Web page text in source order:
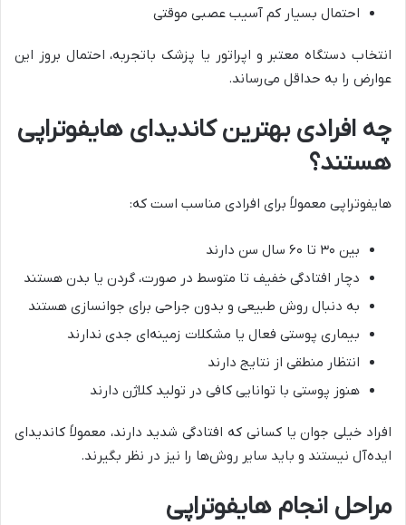
احتمال بسیار کم آسیب عصبی موقتی
انتخاب دستگاه معتبر و اپراتور یا پزشک باتجربه، احتمال بروز این
عوارض را به حداقل می‌رساند.
چه افرادی بهترین کاندیدای هایفوتراپی
هستند؟
هایفوتراپی معمولاً برای افرادی مناسب است که:
بین ۳۰ تا ۶۰ سال سن دارند
دچار افتادگی خفیف تا متوسط در صورت، گردن یا بدن هستند
به دنبال روش طبیعی و بدون جراحی برای جوانسازی هستند
بیماری پوستی فعال یا مشکلات زمینه‌ای جدی ندارند
انتظار منطقی از نتایج دارند
هنوز پوستی با توانایی کافی در تولید کلاژن دارند
افراد خیلی جوان یا کسانی که افتادگی شدید دارند، معمولاً کاندیدای
ایده‌آل نیستند و باید سایر روش‌ها را نیز در نظر بگیرند.
مراحل انجام هایفوتراپی